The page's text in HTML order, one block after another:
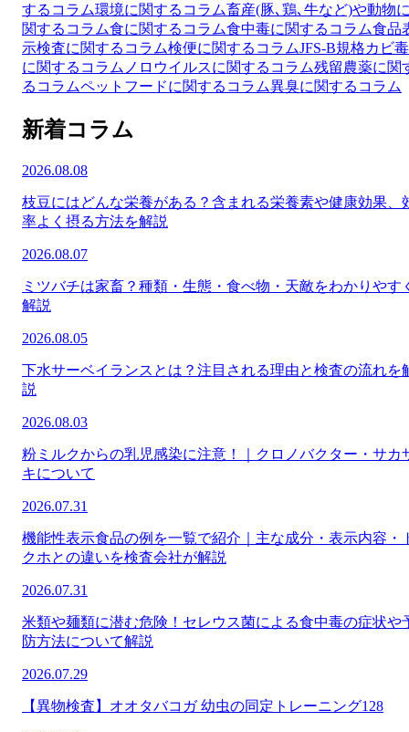
するコラム環境に関するコラム畜産(豚､鶏､牛など)や動物
関するコラム食に関するコラム食中毒に関するコラム食品
示検査に関するコラム検便に関するコラムJFS-B規格カビ毒
に関するコラム ノロウイルスに関するコラム残留農薬に関
るコラムペットフードに関するコラム異臭に関するコラム
新着コラム
2026.08.08
枝豆にはどんな栄養がある？含まれる栄養素や健康効果、
率よく摂る方法を解説
2026.08.07
ミツバチは家畜？種類・生態・食べ物・天敵をわかりやす
解説
2026.08.05
下水サーベイランスとは？注目される理由と検査の流れを
説
2026.08.03
粉ミルクからの乳児感染に注意！｜クロノバクター・サカ
キについて
2026.07.31
機能性表示食品の例を一覧で紹介｜主な成分・表示内容・
クホとの違いを検査会社が解説
2026.07.31
米類や麺類に潜む危険！セレウス菌による食中毒の症状や
防方法について解説
2026.07.29
【異物検査】オオタバコガ 幼虫の同定トレーニング128